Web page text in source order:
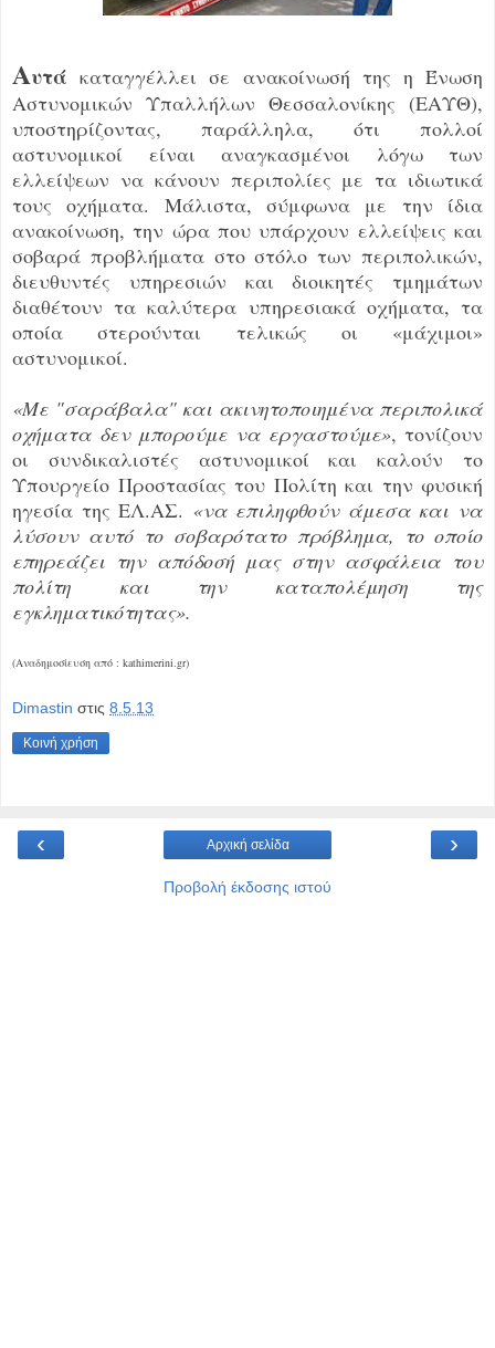
Αυτά καταγγέλλει σε ανακοίνωσή της η Ένωση
Αστυνομικών Υπαλλήλων Θεσσαλονίκης (ΕΑΥΘ),
υποστηρίζοντας, παράλληλα, ότι πολλοί
αστυνομικοί είναι αναγκασμένοι λόγω των
ελλείψεων να κάνουν περιπολίες με τα ιδιωτικά
τους οχήματα. Μάλιστα, σύμφωνα με την ίδια
ανακοίνωση, την ώρα που υπάρχουν ελλείψεις και
σοβαρά προβλήματα στο στόλο των περιπολικών,
διευθυντές υπηρεσιών και διοικητές τμημάτων
διαθέτουν τα καλύτερα υπηρεσιακά οχήματα, τα
οποία στερούνται τελικώς οι «μάχιμοι»
αστυνομικοί.
«Με "σαράβαλα" και ακινητοποιημένα περιπολικά
οχήματα δεν μπορούμε να εργαστούμε», τονίζουν
οι συνδικαλιστές αστυνομικοί και καλούν το
Υπουργείο Προστασίας του Πολίτη και την φυσική
ηγεσία της ΕΛ.ΑΣ. «να επιληφθούν άμεσα και να
λύσουν αυτό το σοβαρότατο πρόβλημα, το οποίο
επηρεάζει την απόδοσή μας στην ασφάλεια του
πολίτη και την καταπολέμηση της
εγκληματικότητας».
(Αναδημοσίευση από : kathimerini.gr)
Dimastin στις 8.5.13
Κοινή χρήση
‹ ›
Αρχική σελίδα
Προβολή έκδοσης ιστού